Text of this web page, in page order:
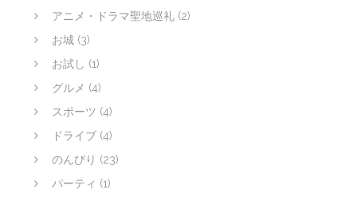
アニメ・ドラマ聖地巡礼 (2)
お城 (3)
お試し (1)
グルメ (4)
スポーツ (4)
ドライブ (4)
のんびり (23)
パーティ (1)